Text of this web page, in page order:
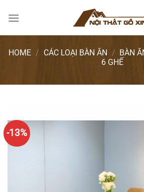
HOME / CÁC LOẠI BÀN ĂN / BÀN
6 GHẾ
-13%